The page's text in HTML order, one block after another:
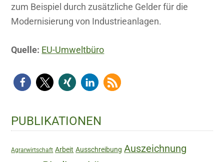
zum Beispiel durch zusätzliche Gelder für die
Modernisierung von Industrieanlagen.
Quelle: EU-Umweltbüro
Haupt-
Sidebar
PUBLIKATIONEN
Agrarwirtschaft Arbeit Ausschreibung Auszeichnung